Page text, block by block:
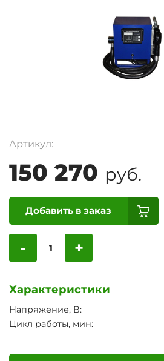
Артикул:
150 270 руб.
Добавить в заказ
- +
Характеристики
Напряжение, В:
Цикл работы, мин: